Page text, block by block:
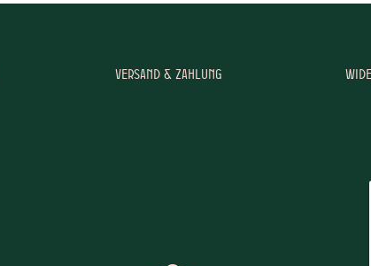
Versand & Zahlung